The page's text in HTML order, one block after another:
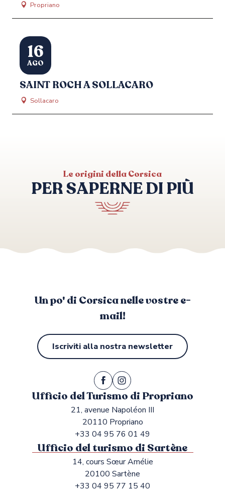
Propriano
16
AGO
SAINT ROCH A SOLLACARO
Sollacaro
Le origini della Corsica
PER SAPERNE DI PIÙ
Un po' di Corsica nelle vostre e-
mail!
Iscriviti alla nostra newsletter
Ufficio del Turismo di Propriano
21, avenue Napoléon III
20110 Propriano
+33 04 95 76 01 49
Ufficio del turismo di Sartène
14, cours Sœur Amélie
20100 Sartène
+33 04 95 77 15 40